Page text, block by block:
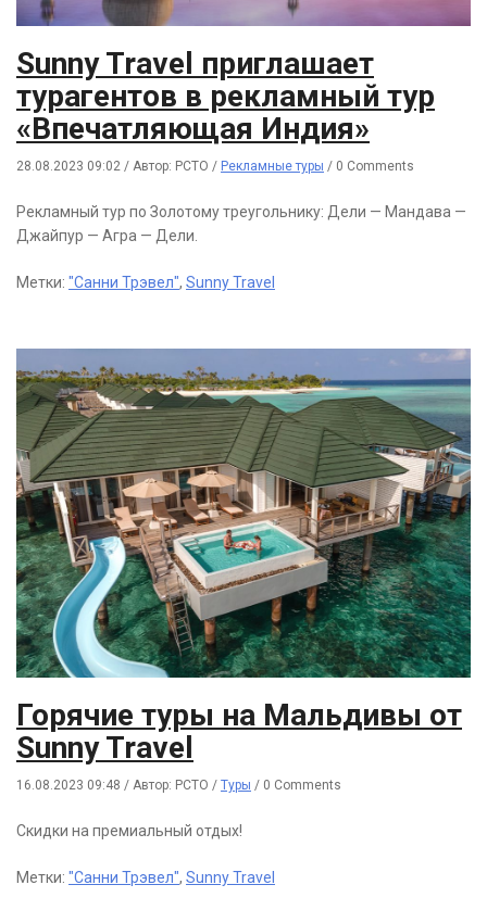
Sunny Travel приглашает
турагентов в рекламный тур
«Впечатляющая Индия»
28.08.2023 09:02 / Автор: РСТО / Рекламные туры / 0 Comments
Рекламный тур по Золотому треугольнику: Дели — Мандава —
Джайпур — Агра — Дели.
Метки: "Санни Трэвел", Sunny Travel
Горячие туры на Мальдивы от
Sunny Travel
16.08.2023 09:48 / Автор: РСТО / Туры / 0 Comments
Скидки на премиальный отдых!
Метки: "Санни Трэвел", Sunny Travel